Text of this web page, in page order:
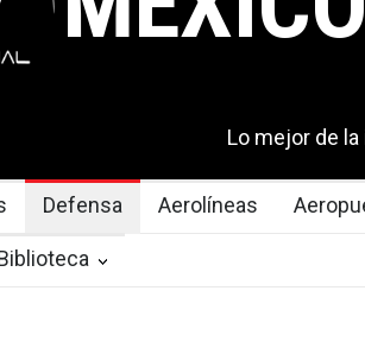
Lo mejor de
Defensa Aerolíneas